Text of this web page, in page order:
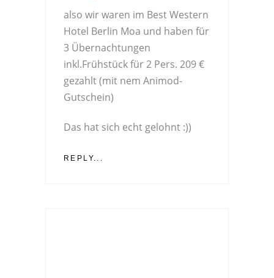
also wir waren im Best Western
Hotel Berlin Moa und haben für
3 Übernachtungen
inkl.Frühstück für 2 Pers. 209 €
gezahlt (mit nem Animod-
Gutschein)
Das hat sich echt gelohnt :))
REPLY...